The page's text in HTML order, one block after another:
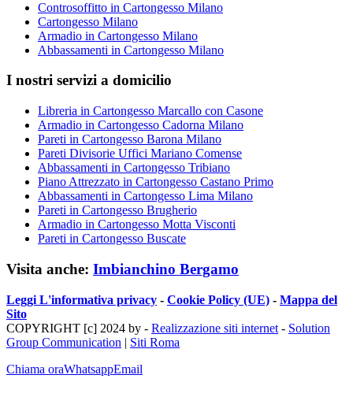
Controsoffitto in Cartongesso Milano
Cartongesso Milano
Armadio in Cartongesso Milano
Abbassamenti in Cartongesso Milano
I nostri servizi a domicilio
Libreria in Cartongesso Marcallo con Casone
Armadio in Cartongesso Cadorna Milano
Pareti in Cartongesso Barona Milano
Pareti Divisorie Uffici Mariano Comense
Abbassamenti in Cartongesso Tribiano
Piano Attrezzato in Cartongesso Castano Primo
Abbassamenti in Cartongesso Lima Milano
Pareti in Cartongesso Brugherio
Armadio in Cartongesso Motta Visconti
Pareti in Cartongesso Buscate
Visita anche: Imbianchino Bergamo
Leggi L'informativa privacy - Cookie Policy (UE) - Mappa del
Sito
COPYRIGHT [c] 2024 by - Realizzazione siti internet - Solution
Group Communication | Siti Roma
Chiama oraWhatsappEmail